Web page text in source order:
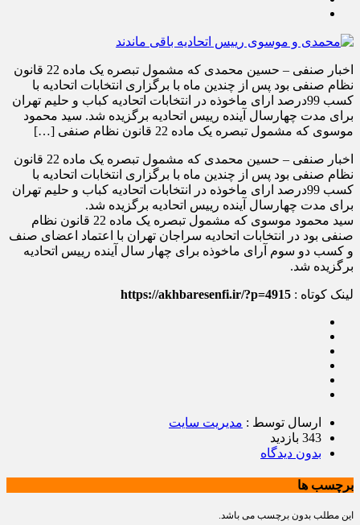
اخبار صنفی – حسین محمدی که مشمول تبصره یک ماده 22 قانون
نظام صنفی بود پس از چندین ماه با برگزاری انتخابات اتحادیه با
کسب 99درصد ارای ماخوذه در انتخابات اتحادیه کباب و حلیم تهران
برای مدت چهارسال آینده رییس اتحادیه برگزیده شد. سید محمود
موسوی که مشمول تبصره یک ماده 22 قانون نظام صنفی […]
اخبار صنفی – حسین محمدی که مشمول تبصره یک ماده 22 قانون
نظام صنفی بود پس از چندین ماه با برگزاری انتخابات اتحادیه با
کسب 99درصد ارای ماخوذه در انتخابات اتحادیه کباب و حلیم تهران
برای مدت چهارسال آینده رییس اتحادیه برگزیده شد.
سید محمود موسوی که مشمول تبصره یک ماده 22 قانون نظام
صنفی بود در انتخابات اتحادیه سراجان تهران با اعتماد اعضای صنف
و کسب دو سوم آرای ماخوذه برای چهار سال آینده رییس اتحادیه
برگزیده شد.
لینک کوتاه : https://akhbaresenfi.ir/?p=4915
ارسال توسط : مدیریت سایت
343 بازدید
بدون دیدگاه
برچسب ها
این مطلب بدون برچسب می باشد.